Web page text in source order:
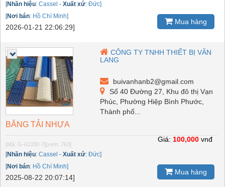
[Nhãn hiệu: Cassel - Xuất xứ: Đức]
[Nơi bán: Hồ Chí Minh]
2026-01-21 22:06:29]
Mua hàng
CÔNG TY TNHH THIẾT BỊ VĂN
LANG
buivanhanb2@gmail.com
Số 40 Đường 27, Khu đô thị Vạn
Phúc, Phường Hiệp Bình Phước,
Thành phố...
BĂNG TẢI NHỰA
[Mã: G-61330-7] [xem: 763]
[Nhãn hiệu: Cassel - Xuất xứ: Đức]
[Nơi bán: Hồ Chí Minh]
2025-08-22 20:07:14]
Giá: 100,000 vnđ
Mua hàng